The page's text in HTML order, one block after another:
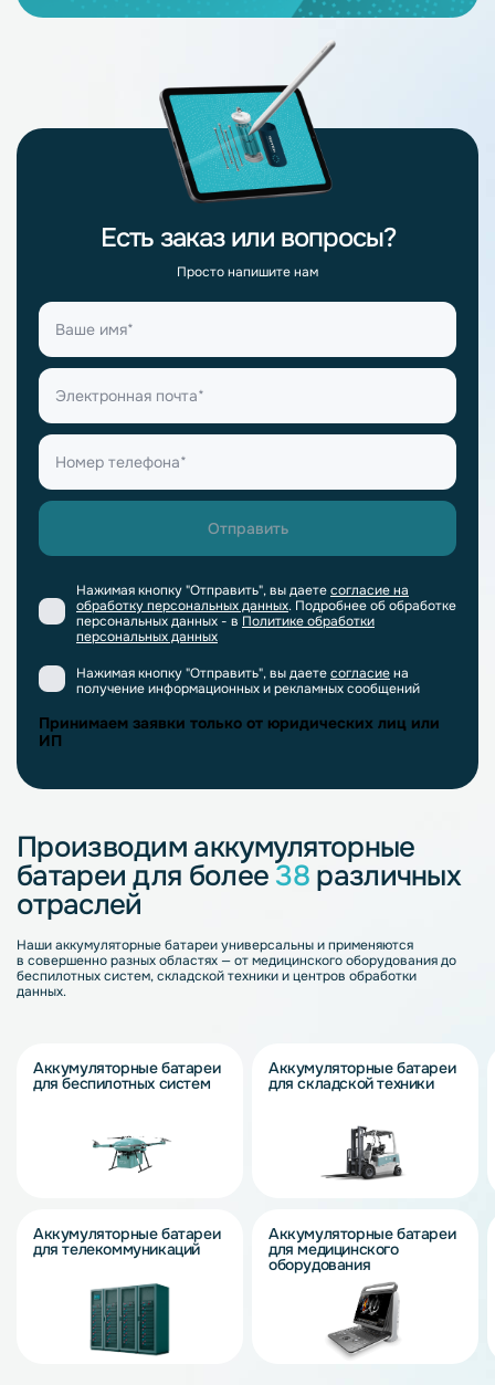
Есть заказ или вопросы?
Просто напишите нам
Нажимая кнопку "Отправить", вы даетесогласие на
обработку персональных данных. Подробнее об обработке
персональных данных - в Политике обработки
персональных данных
Нажимая кнопку "Отправить", вы даетесогласиена
получение информационных и рекламных сообщений
Принимаем заявки только от юридических лиц или
ИП
Производим аккумуляторные
батареи для более38 различных
отраслей
Наши аккумуляторные батареи универсальны и применяются
в совершенно разных областях — от медицинского оборудования до
беспилотных систем, складской техники и центров обработки
данных.
Аккумуляторные батареи
для беспилотных систем
Аккумуляторные батареи
для телекоммуникаций
Аккумуляторные батареи
для складской техники
Аккумуляторные батареи
для медицинского
оборудования